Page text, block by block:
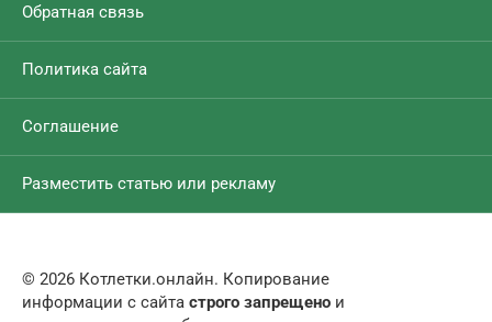
Обратная связь
Политика сайта
Соглашение
Разместить статью или рекламу
© 2026 Котлетки.онлайн. Копирование
информации с сайта строго запрещено и